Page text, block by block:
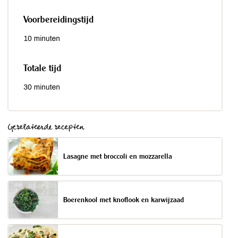
Voorbereidingstijd
10 minuten
Totale tijd
30 minuten
Gerelateerde recepten
Lasagne met broccoli en mozzarella
Boerenkool met knoflook en karwijzaad